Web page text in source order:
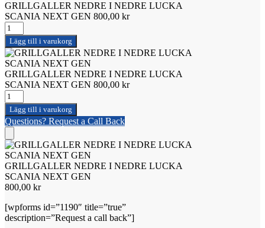
GRILLGALLER NEDRE I NEDRE LUCKA
SCANIA NEXT GEN 800,00 kr
GRILLGALLER
NEDRE
I
NEDRE
LUCKA
SCANIA
NEXT
GEN
mängd
Lägg till i varukorg
GRILLGALLER NEDRE I NEDRE LUCKA
SCANIA NEXT GEN 800,00 kr
GRILLGALLER
NEDRE
I
NEDRE
LUCKA
SCANIA
NEXT
GEN
mängd
Lägg till i varukorg
Questions? Request a Call Back
GRILLGALLER NEDRE I NEDRE LUCKA
SCANIA NEXT GEN
800,00 kr
[wpforms id=”1190″ title=”true”
description=”Request a call back”]